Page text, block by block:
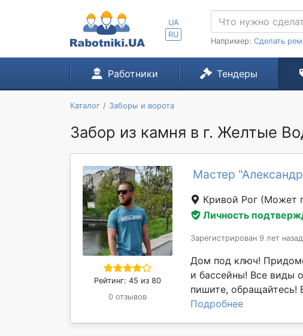
UA
RU
Например: Сделать
Работники Тендеры
Каталог Заборы и ворота
Забор из камня в г. Желтые
Рейтинг: 45 из 80
0 отзывов
Мастер
Кривой Рог (Может
Личность
Зарегистрирован 9 лет назад
Дом под ключ!
и бассейны! Все виды
пишите, обращайтесь!
Подробнее